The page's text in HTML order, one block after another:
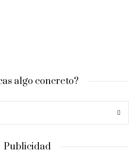
algo concreto?
Publicidad